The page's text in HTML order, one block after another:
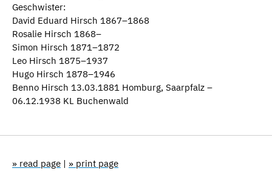
Geschwister:
David Eduard Hirsch 1867–1868
Rosalie Hirsch 1868–
Simon Hirsch 1871–1872
Leo Hirsch 1875–1937
Hugo Hirsch 1878–1946
Benno Hirsch 13.03.1881 Homburg, Saarpfalz –
06.12.1938 KL Buchenwald
» read page | » print page